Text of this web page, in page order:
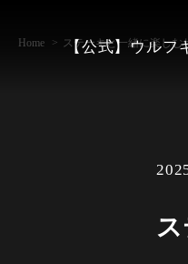
【公式】ウルフ
Home ステーキと一緒に楽しむ